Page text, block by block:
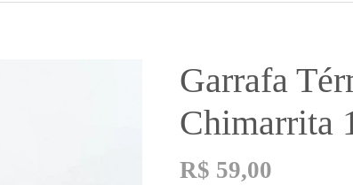
Garrafa
Chimarrita
R$ 59,00